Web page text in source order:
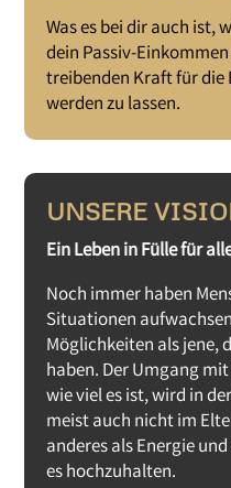
Was es bei dir auch ist,
dein Passiv-
treibenden Kraft für die
werden zu lassen.
UNSERE
Ein Leben in Fülle für
Noch immer haben
Situationen
Möglichkeiten als jene,
haben. Der Umgang
wie viel es ist, wird in
meist auch nicht im
anderes als Energie
es hochzuhalten.